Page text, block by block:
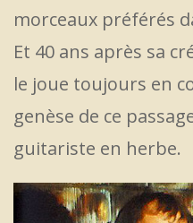
morceaux préférés
Et 40 ans après sa
le joue toujours en
genèse de ce
guitariste en herbe.